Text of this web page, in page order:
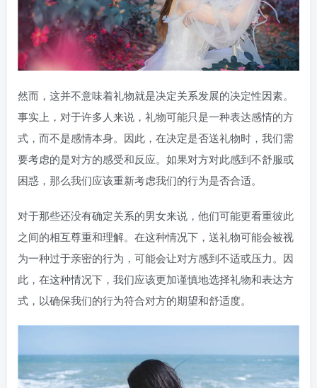
然而，这并不意味着礼物就是决定关系发展的决定性因素。
事实上，对于许多人来说，礼物可能只是一种表达感情的方
式，而不是感情本身。因此，在决定是否送礼物时，我们需
要考虑的是对方的感受和反应。如果对方对此感到不舒服或
困惑，那么我们应该重新考虑我们的行为是否合适。
对于那些还没有确定关系的男女来说，他们可能更看重彼此
之间的相互尊重和理解。在这种情况下，送礼物可能会被视
为一种过于亲密的行为，可能会让对方感到不适或压力。因
此，在这种情况下，我们应该更加谨慎地选择礼物和表达方
式，以确保我们的行为符合对方的期望和舒适度。